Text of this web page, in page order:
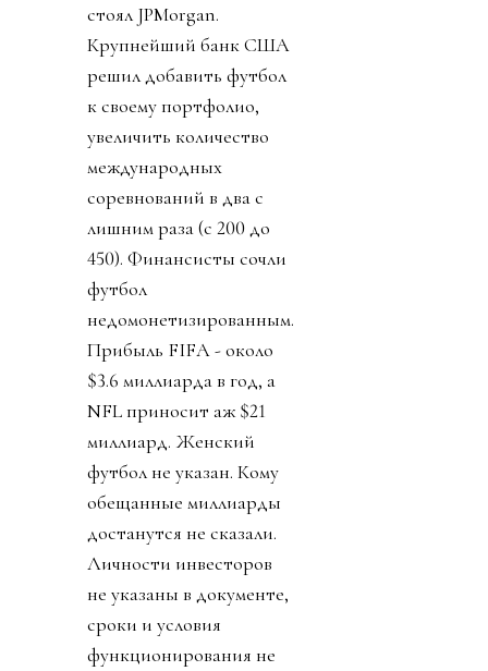
стоял JPMorgan.
Крупнейший банк США
решил добавить футбол
к своему портфолио,
увеличить количество
международных
соревнований в два с
лишним раза (с 200 до
450). Финансисты сочли
футбол
недомонетизированным.
Прибыль FIFA - около
$3.6 миллиарда в год, а
NFL приносит аж $21
миллиард. Женский
футбол не указан. Кому
обещанные миллиарды
достанутся не сказали.
Личности инвесторов
не указаны в документе,
сроки и условия
функционирования не